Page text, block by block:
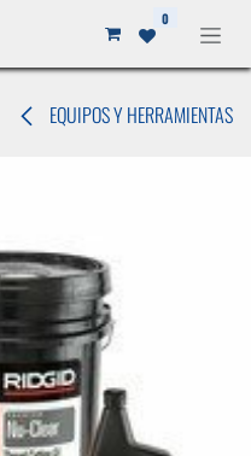
0
EQUIPOS Y HERRAMIENTAS